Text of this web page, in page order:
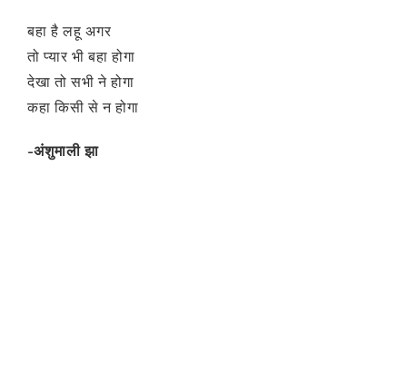
बहा है लहू अगर
तो प्यार भी बहा होगा
देखा तो सभी ने होगा
कहा किसी से न होगा
-अंशुमाली झा